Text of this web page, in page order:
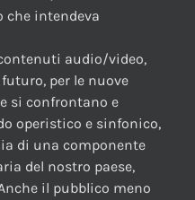
che intendeva
audio/video,
per le nuove
si confrontano e
operistico e sinfonico,
di una componente
del nostro paese,
il pubblico meno